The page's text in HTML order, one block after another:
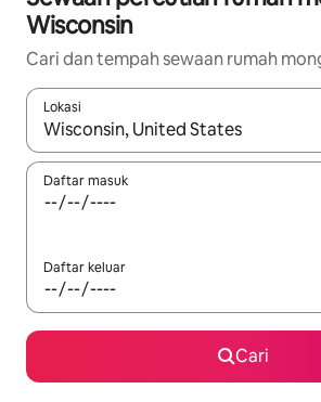
Wisconsin
Cari dan tempah sewaan rumah
Lokasi
Apabila hasil tersedia, navigasi
Daftar masuk
Daftar keluar
Cari